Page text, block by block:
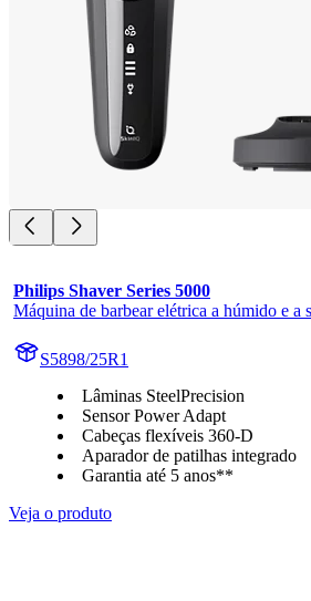
Philips Shaver Series 5000
Máquina de barbear elétrica a húmido e a
S5898/25R1
Lâminas SteelPrecision
Sensor Power Adapt
Cabeças flexíveis 360-D
Aparador de patilhas integrado
Garantia até 5 anos**
Veja o produto